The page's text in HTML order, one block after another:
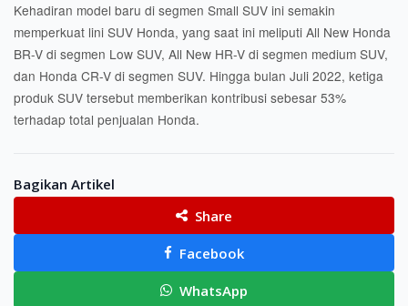
Kehadiran model baru di segmen Small SUV ini semakin
memperkuat lini SUV Honda, yang saat ini meliputi All New Honda
BR-V di segmen Low SUV, All New HR-V di segmen medium SUV,
dan Honda CR-V di segmen SUV. Hingga bulan Juli 2022, ketiga
produk SUV tersebut memberikan kontribusi sebesar 53%
terhadap total penjualan Honda.
Bagikan Artikel
Share
Facebook
WhatsApp